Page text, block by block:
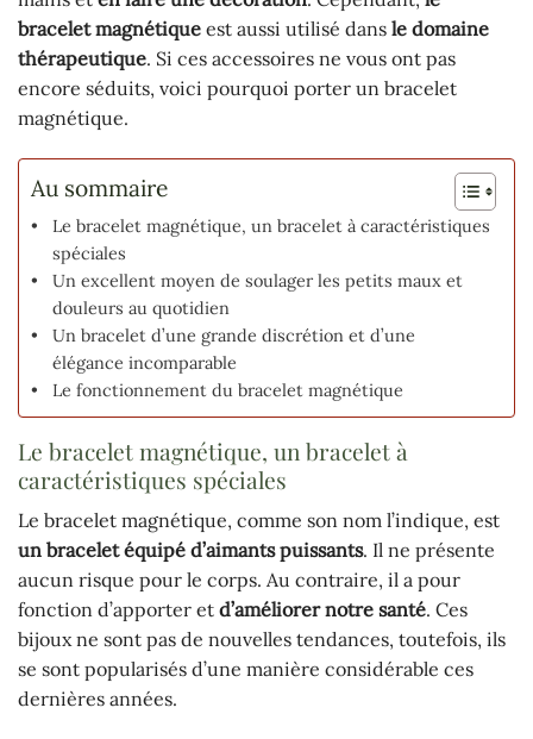
bracelet magnétique est aussi utilisé dans le domaine
thérapeutique. Si ces accessoires ne vous ont pas
encore séduits, voici pourquoi porter un bracelet
magnétique.
Au sommaire
Le bracelet magnétique, un bracelet à caractéristiques
spéciales
Un excellent moyen de soulager les petits maux et
douleurs au quotidien
Un bracelet d’une grande discrétion et d’une
élégance incomparable
Le fonctionnement du bracelet magnétique
Le bracelet magnétique, un bracelet à
caractéristiques spéciales
Le bracelet magnétique, comme son nom l’indique, est
un bracelet équipé d’aimants puissants. Il ne présente
aucun risque pour le corps. Au contraire, il a pour
fonction d’apporter et d’améliorer notre santé. Ces
bijoux ne sont pas de nouvelles tendances, toutefois, ils
se sont popularisés d’une manière considérable ces
dernières années.